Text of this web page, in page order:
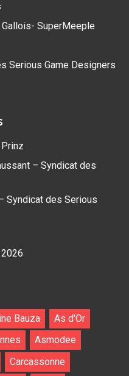
SuperMeeple
Serious Game Designers
– Syndicat des
Syndicat des Serious
Bauza
As d'Or
Asmodee
Carcassonne